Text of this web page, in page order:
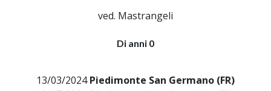
ved. Mastrangeli
Di anni 0
13/03/2024Piedimonte San Germano (FR)